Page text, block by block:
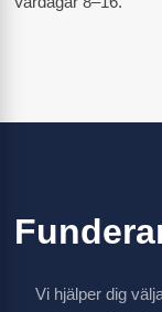
Vi hjälper dig